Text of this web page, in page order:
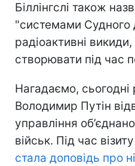
Біллінгслі також
"системами Судного
радіоактивні
створювати під час
Нагадаємо, сьогодні
Володимир Путін
управління
військ. Під час
стала доповідь про